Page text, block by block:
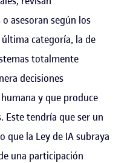
asesoran según los
categoría, la de
totalmente
decisiones
y que produce
Este tendría que ser un
que la Ley de IA subraya
una participación